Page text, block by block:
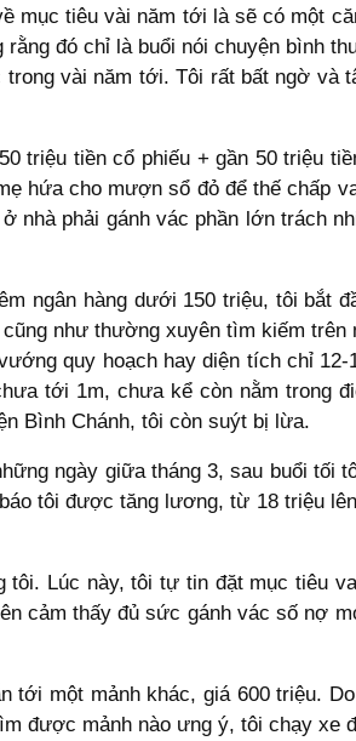
tiêu vài năm tới là sẽ có một
đó chỉ là buổi nói chuyện bình
vài năm tới. Tôi rất bất ngờ và
triệu tiền cổ phiếu + gần 50 triệu
hứa cho mượn sổ đỏ để thế chấp
nhà phải gánh vác phần lớn trách
ngân hàng dưới 150 triệu, tôi bắt
như thường xuyên tìm kiếm trên
quy hoạch hay diện tích chỉ
tới 1m, chưa kể còn nằm trong
Bình Chánh, tôi còn suýt bị lừa.
ngày giữa tháng 3, sau buổi tối
tôi được tăng lương, từ 18 triệu
Lúc này, tôi tự tin đặt mục tiêu
cảm thấy đủ sức gánh vác số nợ
một mảnh khác, giá 600 triệu.
được mảnh nào ưng ý, tôi chạy xe